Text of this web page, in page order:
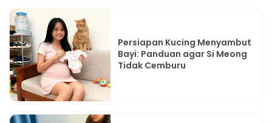
Persiapan Kucing Menyambut
Bayi: Panduan agar Si Meong
Tidak Cemburu